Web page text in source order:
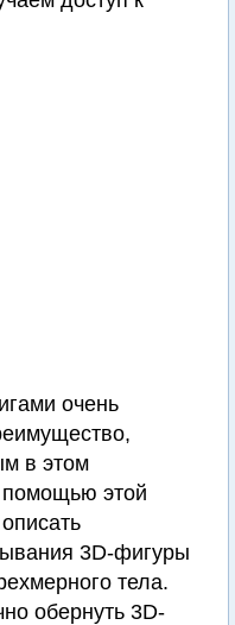
очень
в этом
помощью этой
3D-фигуры
тела.
обернуть 3D-